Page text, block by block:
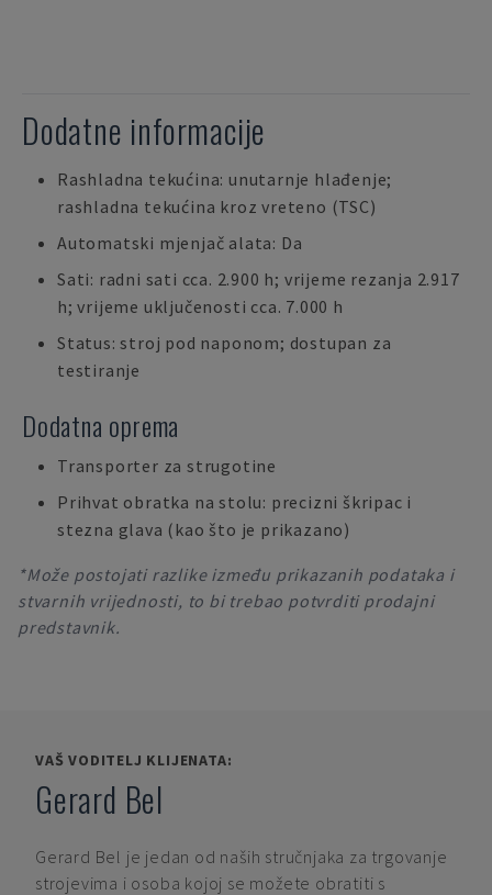
Dodatne informacije
Rashladna tekućina: unutarnje hlađenje;
rashladna tekućina kroz vreteno (TSC)
Automatski mjenjač alata: Da
Sati: radni sati cca. 2.900 h; vrijeme rezanja 2.917
h; vrijeme uključenosti cca. 7.000 h
Status: stroj pod naponom; dostupan za
testiranje
Dodatna oprema
Transporter za strugotine
Prihvat obratka na stolu: precizni škripac i
stezna glava (kao što je prikazano)
*Može postojati razlike između prikazanih podataka i
stvarnih vrijednosti, to bi trebao potvrditi prodajni
predstavnik.
VAŠ VODITELJ KLIJENATA:
Gerard Bel
Gerard Bel je jedan od naših stručnjaka za trgovanje
strojevima i osoba kojoj se možete obratiti s